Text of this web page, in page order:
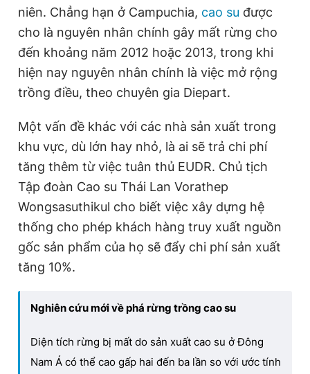
niên. Chẳng hạn ở Campuchia, cao su được
cho là nguyên nhân chính gây mất rừng cho
đến khoảng năm 2012 hoặc 2013, trong khi
hiện nay nguyên nhân chính là việc mở rộng
trồng điều, theo chuyên gia Diepart.
Một vấn đề khác với các nhà sản xuất trong
khu vực, dù lớn hay nhỏ, là ai sẽ trả chi phí
tăng thêm từ việc tuân thủ EUDR. Chủ tịch
Tập đoàn Cao su Thái Lan Vorathep
Wongsasuthikul cho biết việc xây dựng hệ
thống cho phép khách hàng truy xuất nguồn
gốc sản phẩm của họ sẽ đẩy chi phí sản xuất
tăng 10%.
Nghiên cứu mới về phá rừng trồng cao su
Diện tích rừng bị mất do sản xuất cao su ở Đông
Nam Á có thể cao gấp hai đến ba lần so với ước tính